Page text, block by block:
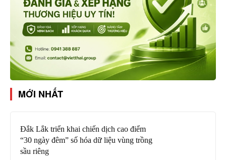
MỚI NHẤT
Đắk Lắk triển khai chiến dịch cao điểm
“30 ngày đêm” số hóa dữ liệu vùng trồng
sầu riêng